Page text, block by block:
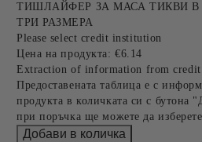
ТИШЛАЙФЕР ЗА МАСА ТИКВИ
ТРИ РАЗМЕРА
Please select credit institution
Цена на продукта: €6.14
Extraction of information from
Предоставената таблица е с
продукта в количката си с бутона
при поръчка ще можете да